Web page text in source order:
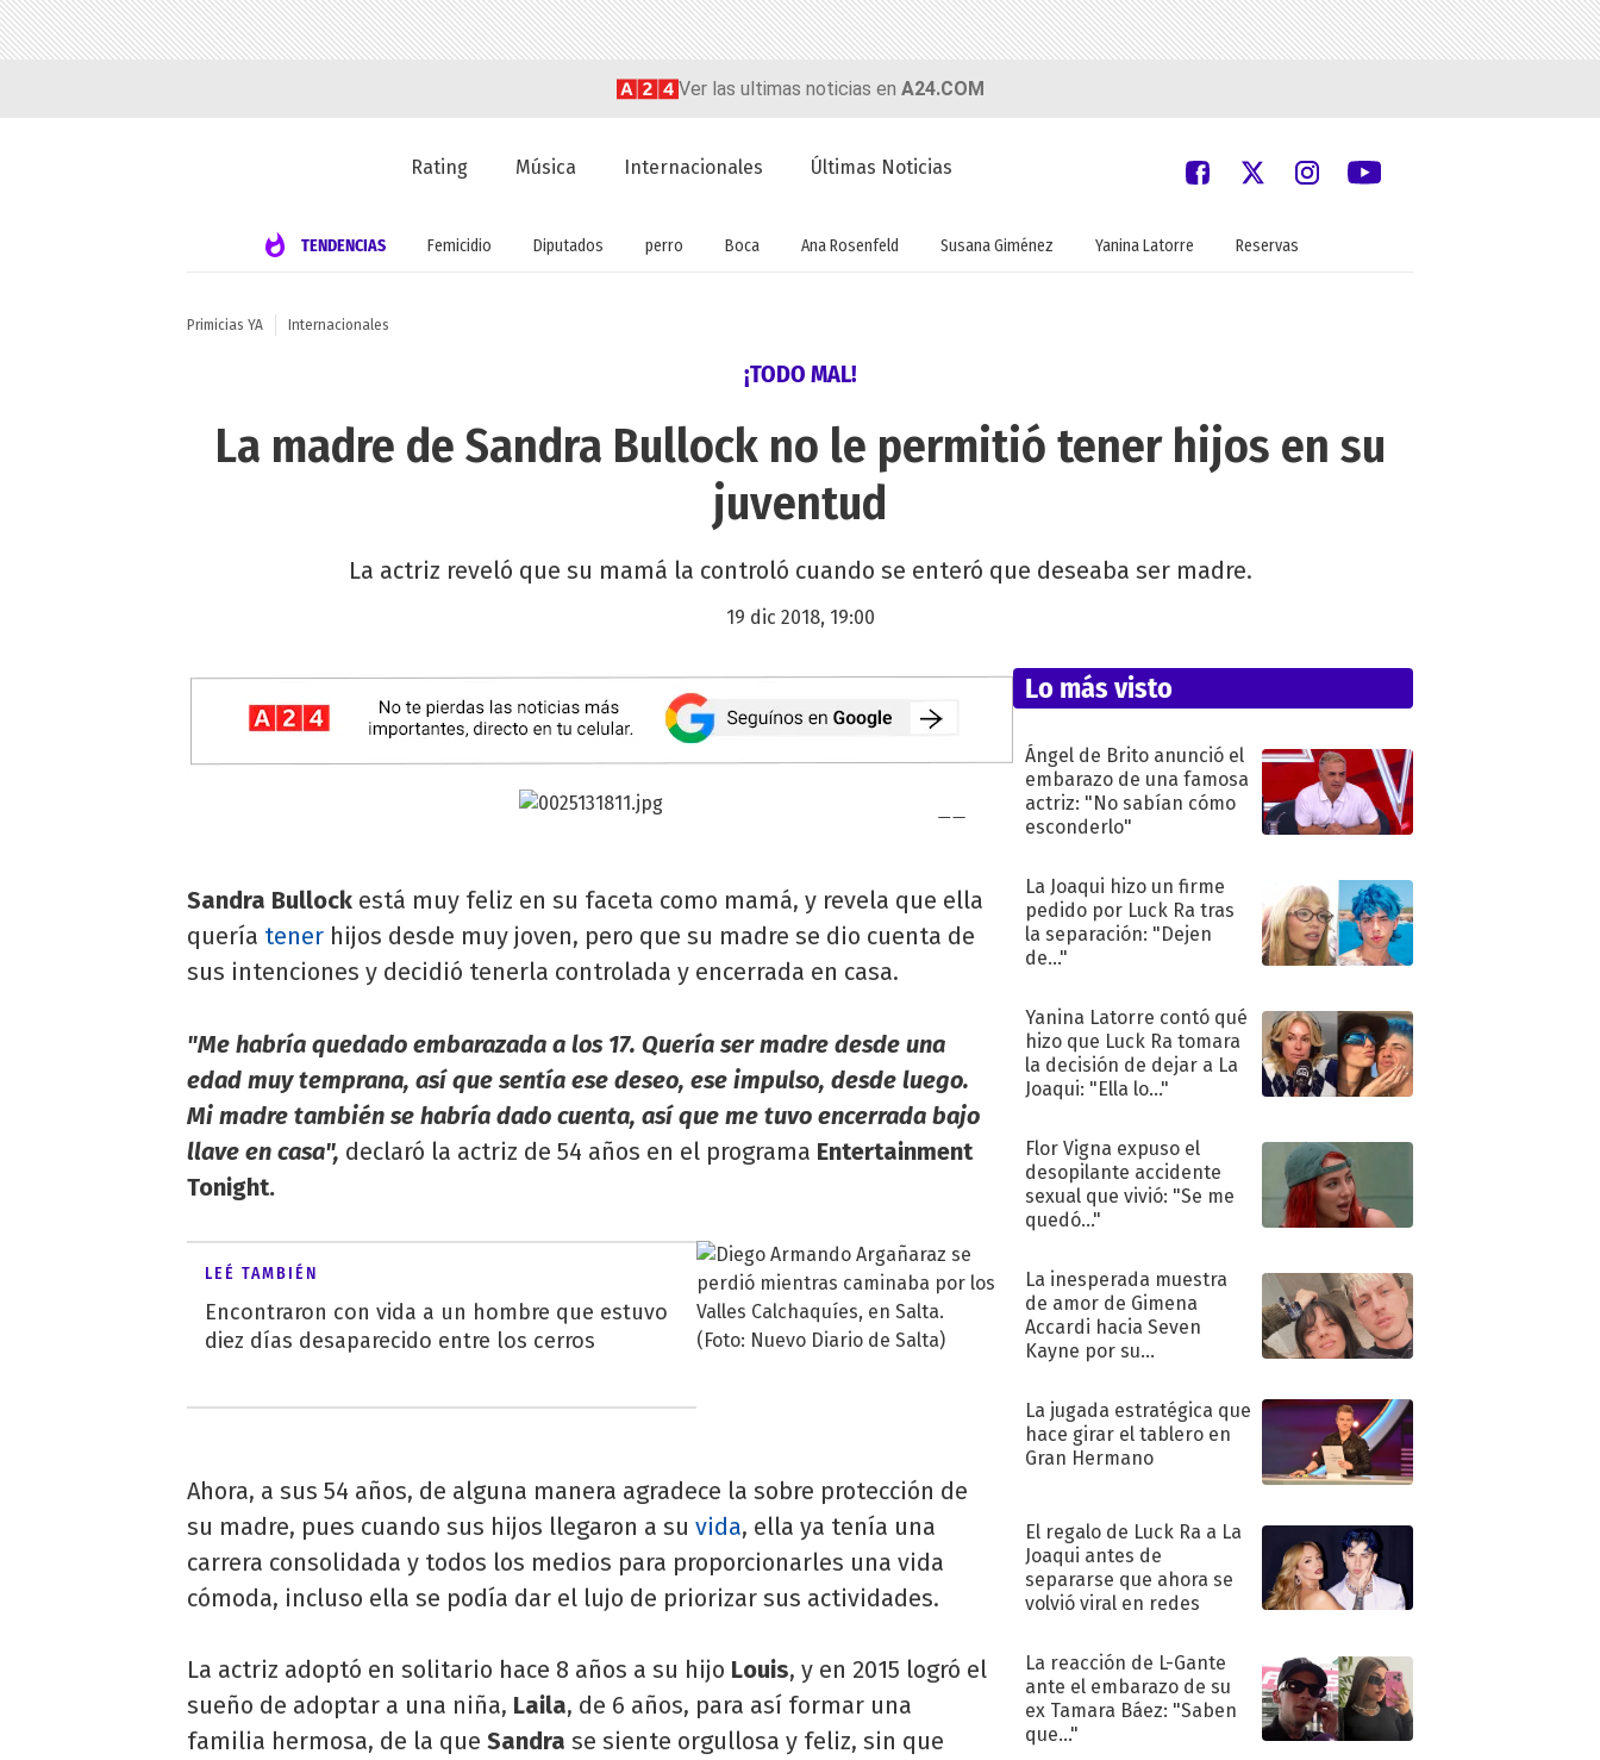
Ver las ultimas noticias en A24.COM
Rating Música Internacionales Últimas Noticias
TENDENCIAS Femicidio Diputados perro Boca Ana Rosenfeld Susana Giménez Yanina Latorre Reservas
Primicias YA Internacionales
¡TODO MAL!
La madre de Sandra Bullock no le permitió tener hijos en su
juventud
La actriz reveló que su mamá la controló cuando se enteró que deseaba ser madre.
19 dic 2018, 19:00
Sandra Bullock está muy feliz en su faceta como mamá, y revela que ella
quería tener hijos desde muy joven, pero que su madre se dio cuenta de
sus intenciones y decidió tenerla controlada y encerrada en casa.
"Me habría quedado embarazada a los 17. Quería ser madre desde una
edad muy temprana, así que sentía ese deseo, ese impulso, desde luego.
Mi madre también se habría dado cuenta, así que me tuvo encerrada bajo
llave en casa", declaró la actriz de 54 años en el programa Entertainment
Tonight.
LEÉ TAMBIÉN
Encontraron con vida a un hombre que estuvo
diez días desaparecido entre los cerros
Ahora, a sus 54 años, de alguna manera agradece la sobre protección de
su madre, pues cuando sus hijos llegaron a su vida, ella ya tenía una
carrera consolidada y todos los medios para proporcionarles una vida
cómoda, incluso ella se podía dar el lujo de priorizar sus actividades.
La actriz adoptó en solitario hace 8 años a su hijo Louis, y en 2015 logró el
sueño de adoptar a una niña, Laila, de 6 años, para así formar una
familia hermosa, de la que Sandra se siente orgullosa y feliz, sin que
Lo más visto
Ángel de Brito anunció el
embarazo de una famosa
actriz: "No sabían cómo
esconderlo"
La Joaqui hizo un firme
pedido por Luck Ra tras
la separación: "Dejen
de..."
Yanina Latorre contó qué
hizo que Luck Ra tomara
la decisión de dejar a La
Joaqui: "Ella lo..."
Flor Vigna expuso el
desopilante accidente
sexual que vivió: "Se me
quedó..."
La inesperada muestra
de amor de Gimena
Accardi hacia Seven
Kayne por su
La jugada estratégica que
hace girar el tablero en
Gran Hermano
El regalo de Luck Ra a La
Joaqui antes de
separarse que ahora se
volvió viral en redes
La reacción de L-Gante
ante el embarazo de su
ex Tamara Báez: "Saben
que..."